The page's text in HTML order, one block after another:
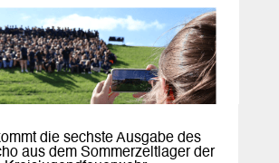
die sechste Ausgabe des
aus dem Sommerzeltlager der